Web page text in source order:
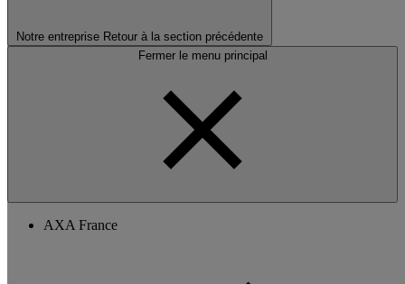
Notre entreprise Retour à la section précédente
Fermer le menu principal
AXA France